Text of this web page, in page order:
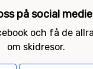
på social
och få de
om skidresor.